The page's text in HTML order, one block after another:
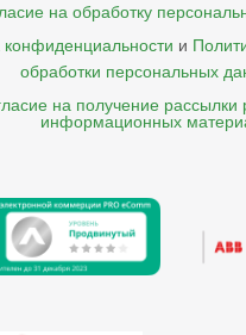
на обработку
конфиденциальности и
обработки персональных
на получение рассылки
информационных